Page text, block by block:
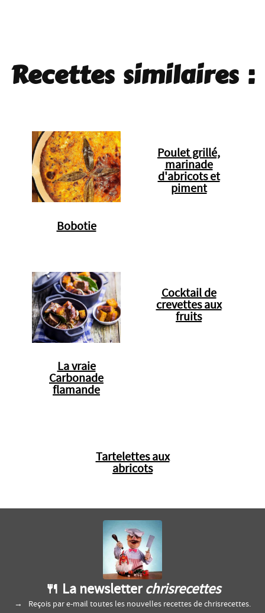
Recettes similaires :
Bobotie
Poulet grillé,
marinade
d'abricots et
piment
La vraie
Carbonade
flamande
Cocktail de
crevettes aux
fruits
Tartelettes aux
abricots
🍴 La newsletter chrisrecettes
Reçois par e-mail toutes les nouvelles recettes de chrisrecettes.